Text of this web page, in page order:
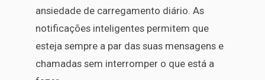
ansiedade de carregamento diário. As
notificações inteligentes permitem que
esteja sempre a par das suas mensagens e
chamadas sem interromper o que está a